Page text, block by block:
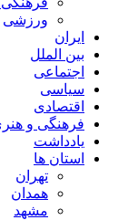
ورزشی
ایران
بین الملل
اجتماعی
سیاسی
اقتصادی
فرهنگی و
یادداشت
استان ها
تهران
همدان
مشهد